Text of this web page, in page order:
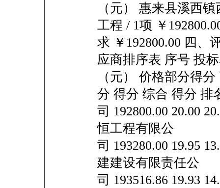
（元） 惠来县溪西
工程 / 1项 ￥
求 ￥192800.00 四、
应商排序表 序号 投
（元） 价格部分得
分 得分 综合 得分 排
司 192800.00 20.00
恒工程有限公
司 193280.00 19.95
建建设有限责任公
司 193516.86 19.93